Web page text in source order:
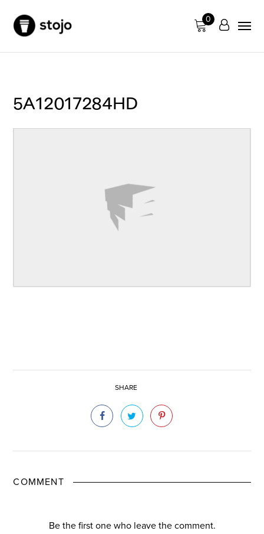
0
5A12017284HD
SHARE
COMMENT
Be the first one who leave the comment.